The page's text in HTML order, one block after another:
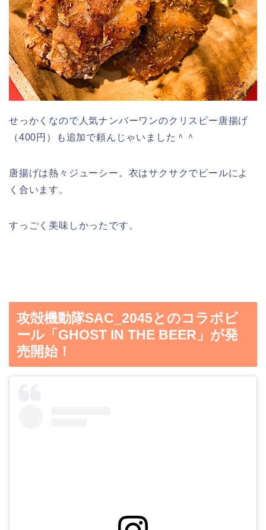
せっかくなので人気ナンバーワンのクリスピー唐揚げ
（400円）も追加で頼んじゃいました＾＾
唐揚げは熱々ジューシー。衣はサクサクでビールによ
く合います。
すっごく美味しかったです。
攻殻機動隊SAC_2045とのコラボビ
ール「GHOST IN THE BEER」‬が発
売開始！